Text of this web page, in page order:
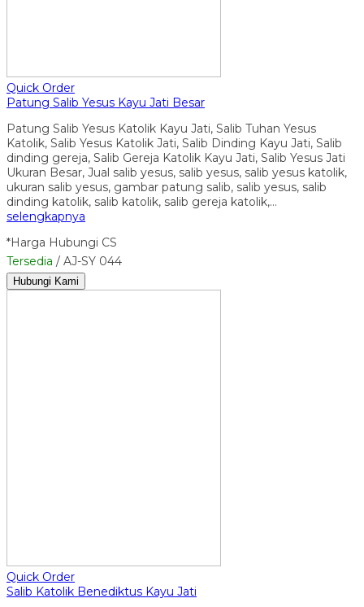
Quick Order
Patung Salib Yesus Kayu Jati Besar
Patung Salib Yesus Katolik Kayu Jati, Salib Tuhan Yesus
Katolik, Salib Yesus Katolik Jati, Salib Dinding Kayu Jati, Salib
dinding gereja, Salib Gereja Katolik Kayu Jati, Salib Yesus Jati
Ukuran Besar, Jual salib yesus, salib yesus, salib yesus katolik,
ukuran salib yesus, gambar patung salib, salib yesus, salib
dinding katolik, salib katolik, salib gereja katolik,…
selengkapnya
*Harga Hubungi CS
Tersedia / AJ-SY 044
Hubungi Kami
Quick Order
Salib Katolik Benediktus Kayu Jati